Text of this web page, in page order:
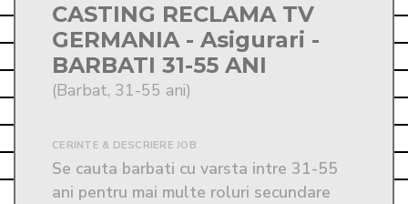
CASTING RECLAMA TV
GERMANIA - Asigurari -
BARBATI 31-55 ANI
(Barbat, 31-55 ani)
CERINTE & DESCRIERE JOB
Se cauta barbati cu varsta intre 31-55
ani pentru mai multe roluri secundare